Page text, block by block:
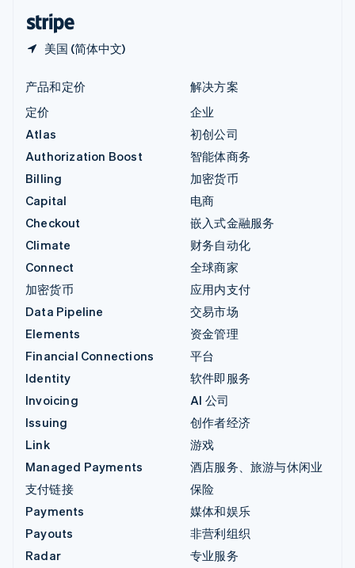
美国 (简体中文)
产品和定价
定价
Atlas
Authorization Boost
Billing
Capital
Checkout
Climate
Connect
加密货币
Data Pipeline
Elements
Financial Connections
Identity
Invoicing
Issuing
Link
Managed Payments
支付链接
Payments
Payouts
Radar
解决方案
企业
初创公司
智能体商务
加密货币
电商
嵌入式金融服务
财务自动化
全球商家
应用内支付
交易市场
资金管理
平台
软件即服务
AI 公司
创作者经济
游戏
酒店服务、旅游与休闲业
保险
媒体和娱乐
非营利组织
专业服务